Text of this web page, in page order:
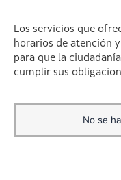
Los servicios que
horarios de atención
para que la
cumplir sus
No se